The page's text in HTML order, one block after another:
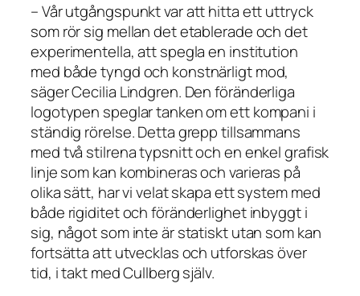
– Vår utgångspunkt var att hitta ett uttryck
som rör sig mellan det etablerade och det
experimentella, att spegla en institution
med både tyngd och konstnärligt mod,
säger Cecilia Lindgren. Den föränderliga
logotypen speglar tanken om ett kompani i
ständig rörelse. Detta grepp tillsammans
med två stilrena typsnitt och en enkel grafisk
linje som kan kombineras och varieras på
olika sätt, har vi velat skapa ett system med
både rigiditet och föränderlighet inbyggt i
sig, något som inte är statiskt utan som kan
fortsätta att utvecklas och utforskas över
tid, i takt med Cullberg själv.